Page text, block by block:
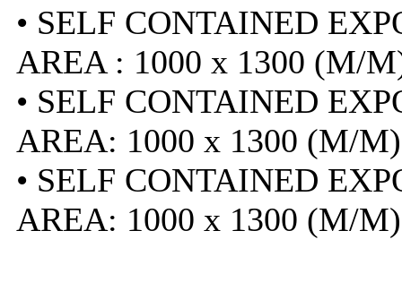
• SELF CONTAINED
AREA : 1000 x 1300 (M/
• SELF CONTAINED
AREA: 1000 x 1300 (M/M)
• SELF CONTAINED
AREA: 1000 x 1300 (M/M)